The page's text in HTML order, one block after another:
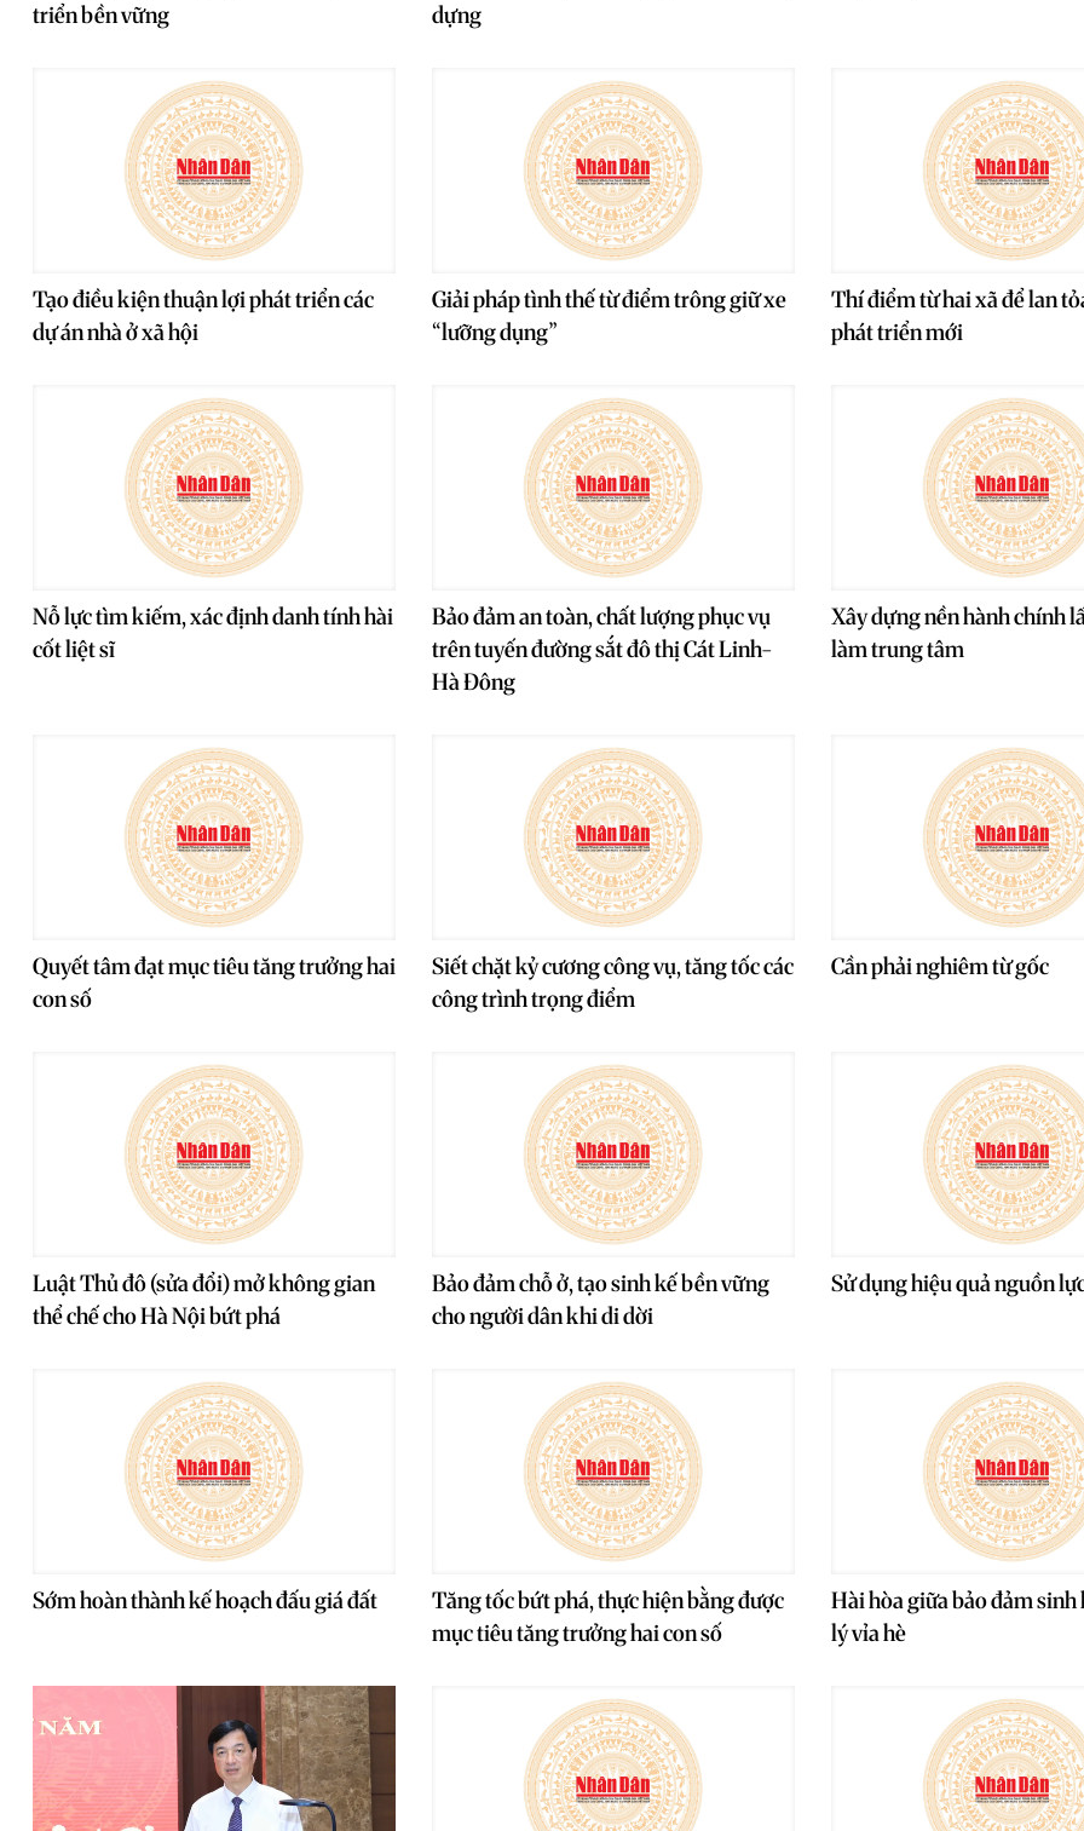
triển bền vững
dựng
Tạo điều kiện thuận lợi phát triển các
dự án nhà ở xã hội
Giải pháp tình thế từ điểm trông giữ xe
“lưỡng dụng”
Thí điểm từ hai xã để lan
phát triển mới
Nỗ lực tìm kiếm, xác định danh tính hài
cốt liệt sĩ
Bảo đảm an toàn, chất lượng phục vụ
trên tuyến đường sắt đô thị Cát Linh-
Hà Đông
Xây dựng nền hành chính
làm trung tâm
Quyết tâm đạt mục tiêu tăng trưởng hai
con số
Siết chặt kỷ cương công vụ, tăng tốc các
công trình trọng điểm
Cần phải nghiêm từ gốc
Luật Thủ đô (sửa đổi) mở không gian
thể chế cho Hà Nội bứt phá
Bảo đảm chỗ ở, tạo sinh kế bền vững
cho người dân khi di dời
Sử dụng hiệu quả nguồn
Sớm hoàn thành kế hoạch đấu giá đất
Tăng tốc bứt phá, thực hiện bằng được
mục tiêu tăng trưởng hai con số
Hài hòa giữa bảo đảm sinh
lý vỉa hè